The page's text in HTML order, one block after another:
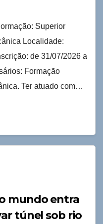
Superior
Localidade:
de 31/07/2026 a
Formação
Ter atuado com…
mundo entra
túnel sob rio